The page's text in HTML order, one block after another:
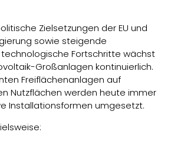
Zielsetzungen der EU und
sowie steigende
Fortschritte wächst
Großanlagen kontinuierlich.
Freiflächenanlagen auf
Nutzflächen werden heute immer
Installationsformen umgesetzt.